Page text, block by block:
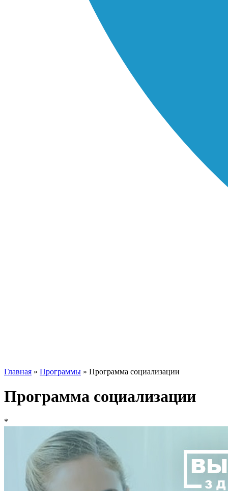
Главная » Программы » Программа социализации
Программа социализации
*